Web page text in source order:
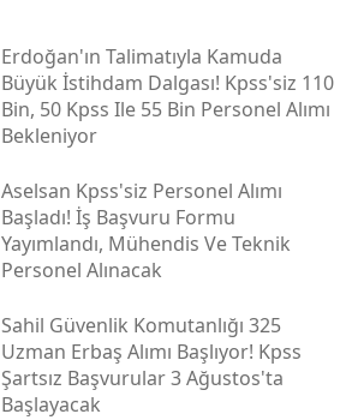
Erdoğan'ın Talimatıyla Kamuda
Büyük İstihdam Dalgası! Kpss'siz 110
Bin, 50 Kpss Ile 55 Bin Personel Alımı
Bekleniyor
Aselsan Kpss'siz Personel Alımı
Başladı! İş Başvuru Formu
Yayımlandı, Mühendis Ve Teknik
Personel Alınacak
Sahil Güvenlik Komutanlığı 325
Uzman Erbaş Alımı Başlıyor! Kpss
Şartsız Başvurular 3 Ağustos'ta
Başlayacak